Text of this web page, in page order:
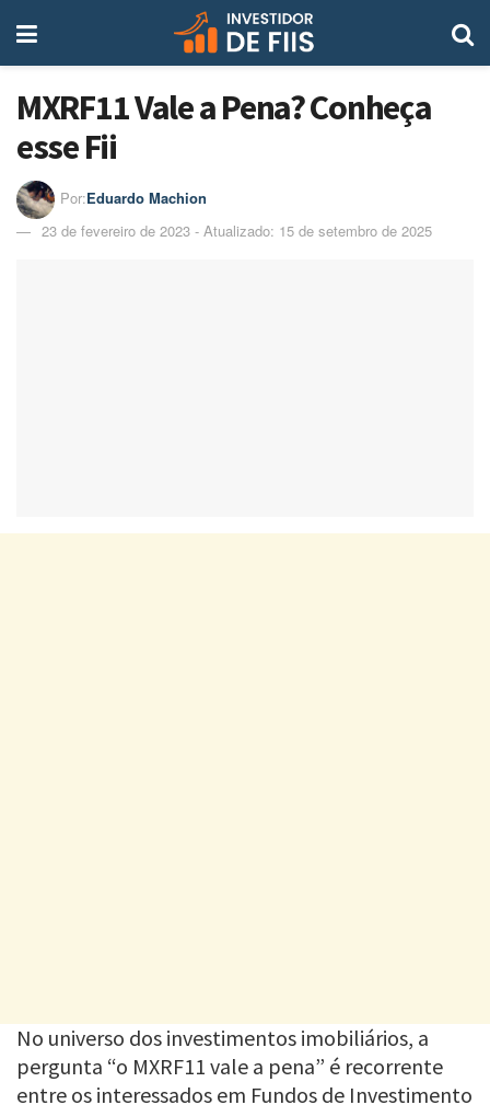
MXRF11 Vale a Pena? Conheça
esse Fii
Por:Eduardo Machion
23 de fevereiro de 2023 - Atualizado: 15 de setembro de 2025
No universo dos investimentos imobiliários, a
pergunta “o MXRF11 vale a pena” é recorrente
entre os interessados em Fundos de Investimento